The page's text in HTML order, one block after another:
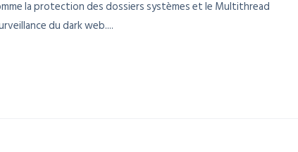
la protection des dossiers systèmes et le Multithread
du dark web....